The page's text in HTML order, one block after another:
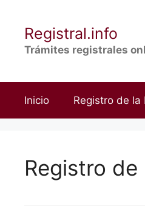
contenidoRegistral.info
Trámites registrales
Inicio Registro de la
Registro